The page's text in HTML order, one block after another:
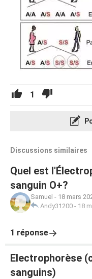
1
Discussions similaires
Quel est
sanguin O+?
Samuel - 18 mars
Andy31200 - 18
1 réponse
Electrophorèse
sanguins)